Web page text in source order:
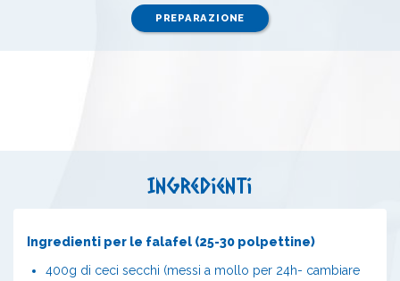
PREPARAZIONE
Ingredienti
Ingredienti per le falafel (25-30 polpettine)
400g di ceci secchi (messi a mollo per 24h- cambiare